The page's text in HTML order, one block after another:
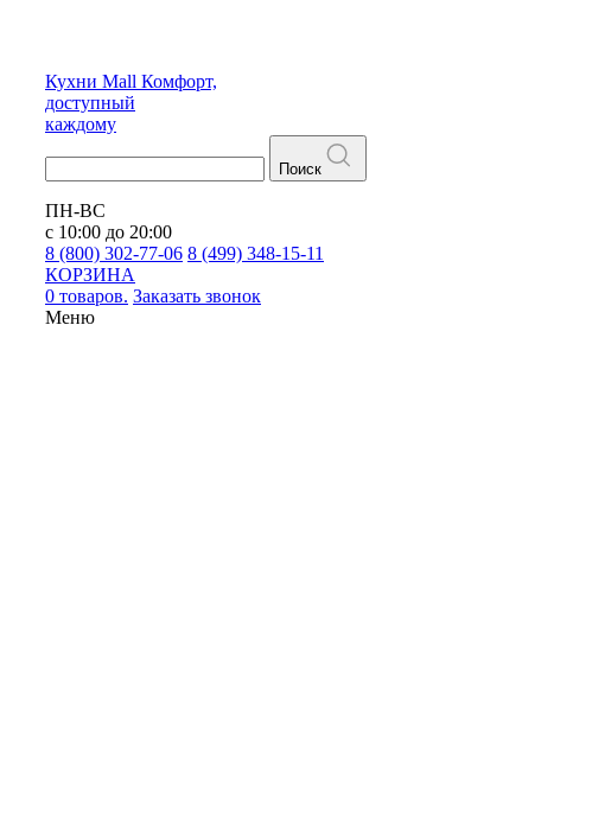
Кухни Mall Комфорт,
доступный
каждому
Поиск
ПН-ВС
с 10:00 до 20:00
8 (800) 302-77-06 8 (499) 348-15-11
КОРЗИНА
0 товаров. Заказать звонок
Меню